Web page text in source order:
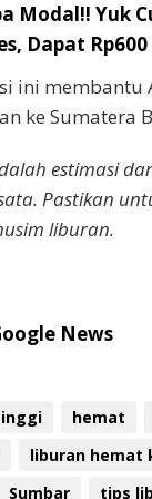
Modal!! Yuk
Dapat
ini
ke Sumatera
estimasi
Pastikan
liburan.
News
hemat
liburan hemat
Sumbar tips